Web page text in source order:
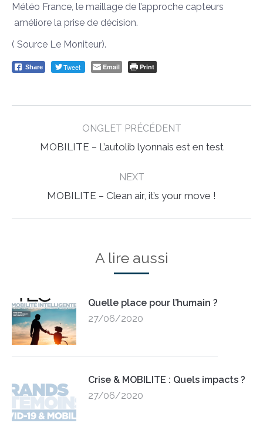
Météo France, le maillage de l’approche capteurs
améliore la prise de décision.
( Source Le Moniteur).
Share Tweet Email Print
ONGLET PRÉCÉDENT
Previous
MOBILITE – L’autolib lyonnais est en test
NEXT
Next
MOBILITE – Clean air, it’s your move !
A lire aussi
Quelle place pour l’humain ?
27/06/2020
Crise & MOBILITE : Quels impacts ?
27/06/2020